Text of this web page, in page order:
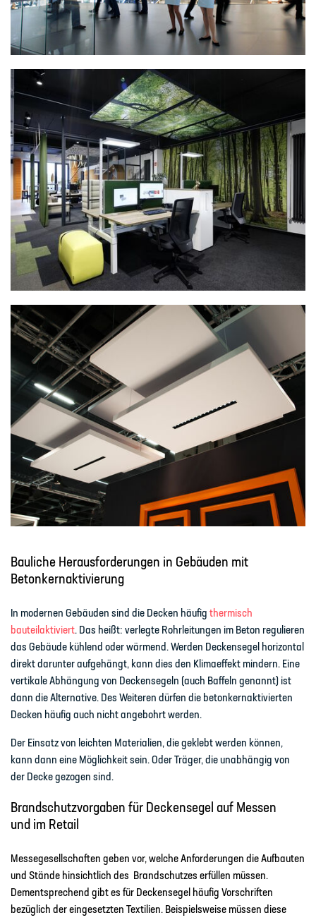
Bauliche Herausforderungen in Gebäuden mit
Betonkernaktivierung
In modernen Gebäuden sind die Decken häufig thermisch
bauteilaktiviert. Das heißt: verlegte Rohrleitungen im Beton regulieren
das Gebäude kühlend oder wärmend. Werden Deckensegel horizontal
direkt darunter aufgehängt, kann dies den Klimaeffekt mindern. Eine
vertikale Abhängung von Deckensegeln (auch Baffeln genannt) ist
dann die Alternative. Des Weiteren dürfen die betonkernaktivierten
Decken häufig auch nicht angebohrt werden.
Der Einsatz von leichten Materialien, die geklebt werden können,
kann dann eine Möglichkeit sein. Oder Träger, die unabhängig von
der Decke gezogen sind.
Brandschutzvorgaben für Deckensegel auf Messen
und im Retail
Messegesellschaften geben vor, welche Anforderungen die Aufbauten
und Stände hinsichtlich des Brandschutzes erfüllen müssen.
Dementsprechend gibt es für Deckensegel häufig Vorschriften
bezüglich der eingesetzten Textilien. Beispielsweise müssen diese